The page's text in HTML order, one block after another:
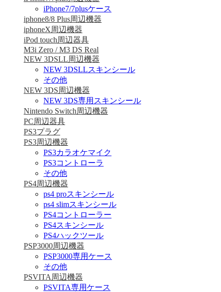
iPhone7/7plusケース
iphone8/8 Plus周辺機器
iphoneX周辺機器
iPod touch周辺器具
M3i Zero / M3 DS Real
NEW 3DSLL周辺機器
NEW 3DSLLスキンシール
その他
NEW 3DS周辺機器
NEW 3DS専用スキンシール
Nintendo Switch周辺機器
PC周辺器具
PS3プラグ
PS3周辺機器
PS3カラオケマイク
PS3コントローラ
その他
PS4周辺機器
ps4 proスキンシール
ps4 slimスキンシール
PS4コントローラー
PS4スキンシール
PS4ハックツール
PSP3000周辺機器
PSP3000専用ケース
その他
PSVITA周辺機器
PSVITA専用ケース